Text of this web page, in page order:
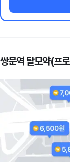
쌍문역 탈모약(프